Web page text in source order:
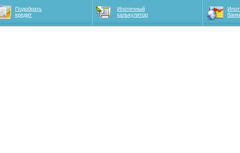
Подобрать
кредит
Ипотечный
калькулятор